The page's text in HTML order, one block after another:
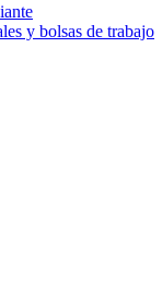
y bolsas de trabajo